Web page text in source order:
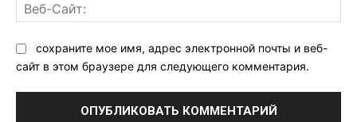
сохраните мое имя, адрес электронной почты и веб-
сайт в этом браузере для следующего комментария.